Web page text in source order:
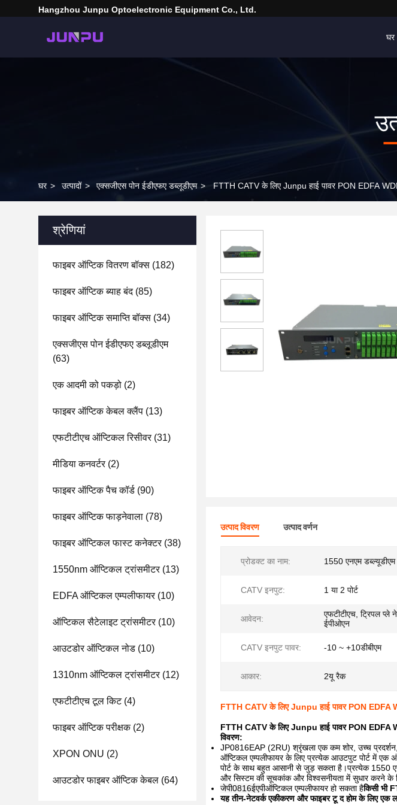
Hangzhou Junpu Optoelectronic Equipment Co., Ltd.
घर
घर > उत्पादों > एक्सजीएस पोन ईडीएफए डब्लूडीएम > FTTH CATV के लिए Junpu हाई पावर PON EDFA
श्रेणियां
फाइबर ऑप्टिक वितरण बॉक्स (182)
फाइबर ऑप्टिक ब्याह बंद(85)
फाइबर ऑप्टिक समाप्ति बॉक्स (34)
एक्सजीएस पोन ईडीएफए डब्लूडीएम
(63)
एक आदमी को पकड़ो (2)
फाइबर ऑप्टिक केबल क्लैंप (13)
एफटीटीएच ऑप्टिकल रिसीवर(31)
मीडिया कनवर्टर(2)
फाइबर ऑप्टिक पैच कॉर्ड (90)
फाइबर ऑप्टिक फाड़नेवाला (78)
फाइबर ऑप्टिकल फास्ट कनेक्टर(38)
1550nm ऑप्टिकल ट्रांसमीटर(13)
EDFA ऑप्टिकल एम्पलीफायर(10)
ऑप्टिकल सैटेलाइट ट्रांसमीटर(10)
आउटडोर ऑप्टिकल नोड (10)
1310nm ऑप्टिकल ट्रांसमीटर(12)
एफटीटीएच टूल किट(4)
फाइबर ऑप्टिक परीक्षक(2)
XPON ONU (2)
आउटडोर फाइबर ऑप्टिक केबल (64)
उत्पाद विवरण उत्पाद वर्णन
प्रोडक्ट का नाम: 1550 एनएम
CATV इनपुट: 1 या 2 पोर्ट
आवेदन:
एफटीटीएच, ट्रिपल प्ले
ईपीओएन
CATV इनपुट पावर: -10 ~ +10डीबीएम
आकार: 2यू रैक
FTTH CATV के लिए Junpu हाई पावर PON EDFA
FTTH CATV के लिए Junpu हाई पावर PON EDFA
विवरण:
JP0816EAP (2RU) श्रृंखला एक कम शोर, उच्च
ऑप्टिकल एम्पलीफायर के लिए प्रत्येक आउटपुट पोर्ट में एक
पोर्ट के साथ बहुत आसानी से जुड़ सकता है।प्रत्येक 1550
और सिस्टम की सूचकांक और विश्वसनीयता में सुधार करने के
जेपी0816ईएपीऑप्टिकल एम्पलीफायर हो सकता हैकिसी भी
यह तीन-नेटवर्क एकीकरण और फाइबर टू द होम के लिए एक